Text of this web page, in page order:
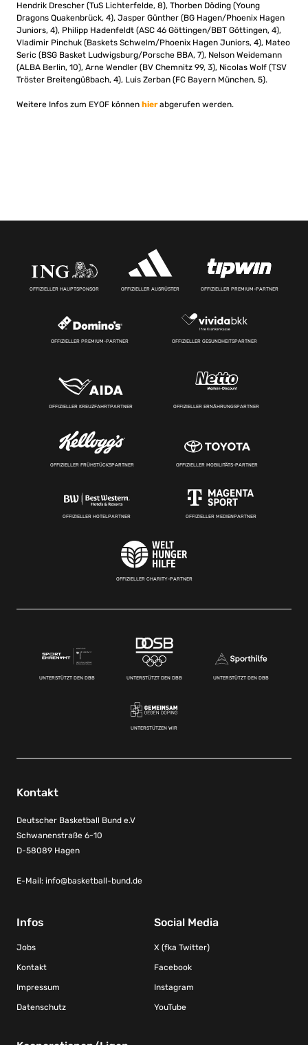
Hendrik Drescher (TuS Lichterfelde, 8), Thorben Döding (Young
Dragons Quakenbrück, 4), Jasper Günther (BG Hagen/Phoenix Hagen
Juniors, 4), Philipp Hadenfeldt (ASC 46 Göttingen/BBT Göttingen, 4),
Vladimir Pinchuk (Baskets Schwelm/Phoenix Hagen Juniors, 4), Mateo
Seric (BSG Basket Ludwigsburg/Porsche BBA, 7), Nelson Weidemann
(ALBA Berlin, 10), Arne Wendler (BV Chemnitz 99, 3), Nicolas Wolf (TSV
Tröster Breitengüßbach, 4), Luis Zerban (FC Bayern München, 5).
Weitere Infos zum EYOF können hierabgerufen werden.
OFFIZIELLER HAUPTSPONSOR OFFIZIELLER AUSRÜSTER OFFIZIELLER PREMIUM-PARTNER
OFFIZIELLER PREMIUM-PARTNER OFFIZIELLER GESUNDHEITSPARTNER
OFFIZIELLER KREUZFAHRTPARTNER OFFIZIELLER ERNÄHRUNGSPARTNER
OFFIZIELLER FRÜHSTÜCKSPARTNER OFFIZIELLER MOBILITÄTS-PARTNER
OFFIZIELLER HOTELPARTNER OFFIZIELLER MEDIENPARTNER
OFFIZIELLER CHARITY-PARTNER
UNTERSTÜTZT DEN DBB UNTERSTÜTZT DEN DBB UNTERSTÜTZT DEN DBB
UNTERSTÜTZEN WIR
Kontakt
Deutscher Basketball Bund e.V
Schwanenstraße 6-10
D-58089 Hagen
E-Mail: info@basketball-bund.de
Infos
Jobs
Kontakt
Impressum
Datenschutz
Social Media
X (fka Twitter)
Facebook
Instagram
YouTube